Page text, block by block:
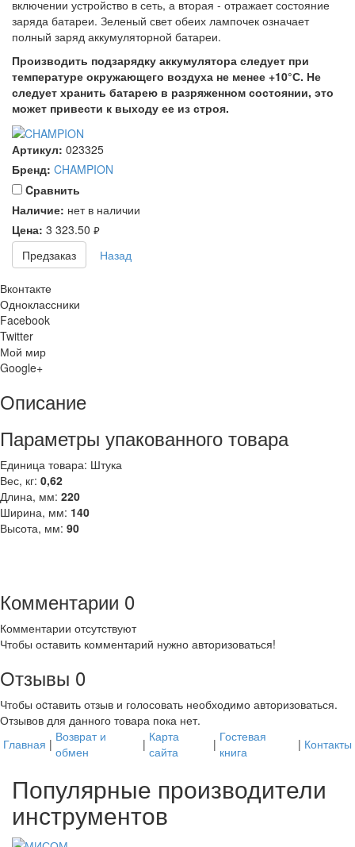
включении устройство в сеть, а вторая - отражает состояние
заряда батареи. Зеленый свет обеих лампочек означает
полный заряд аккумуляторной батареи.
Производить подзарядку аккумулятора следует при
температуре окружающего воздуха не менее +10°С. Не
следует хранить батарею в разряженном состоянии, это
может привести к выходу ее из строя.
Артикул: 023325
Бренд: CHAMPION
Cравнить
Наличие: нет в наличии
Цена: 3 323.50 руб.
Предзаказ Назад
Вконтакте
Одноклассники
Facebook
Twitter
Мой мир
Google+
Описание
Параметры упакованного товара
Единица товара: Штука
Вес, кг: 0,62
Длина, мм: 220
Ширина, мм: 140
Высота, мм: 90
Комментарии 0
Комментарии отсутствуют
Чтобы оставить комментарий нужно авторизоваться!
Отзывы 0
Чтобы оcтавить отзыв и голосовать необходимо авторизоваться.
Отзывов для данного товара пока нет.
Главная | Возврат и
обмен
| Карта
сайта
| Гостевая
книга
| Контакты
Популярные производители
инструментов